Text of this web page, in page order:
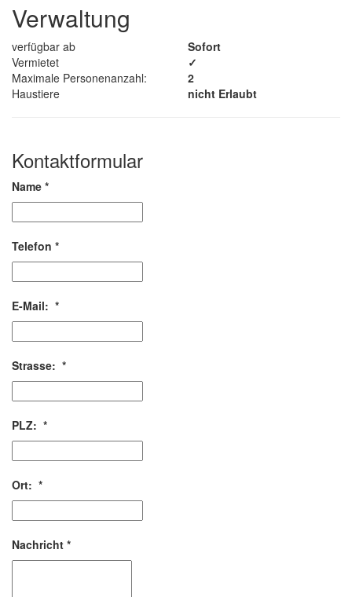
Verwaltung
verfügbar ab
Sofort
Vermietet
✓
Maximale Personenanzahl:
2
Haustiere
nicht Erlaubt
Kontaktformular
Name *
Telefon *
E-Mail: *
Strasse: *
PLZ: *
Ort: *
Nachricht *